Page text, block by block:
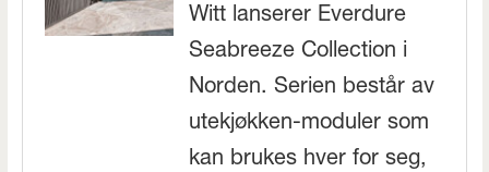
Witt lanserer Everdure
Seabreeze Collection i
Norden. Serien består av
utekjøkken-moduler som
kan brukes hver for seg,